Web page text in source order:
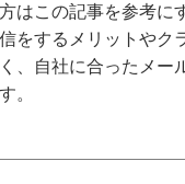
はこの記事を参考に
をするメリットやク
、自社に合ったメー
。